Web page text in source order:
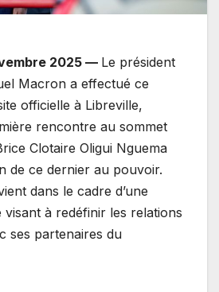
2025 — Le président
Macron a effectué ce
officielle à Libreville,
rencontre au sommet
Clotaire Oligui Nguema
de ce dernier au pouvoir.
dans le cadre d’une
à redéfinir les relations
ses partenaires du